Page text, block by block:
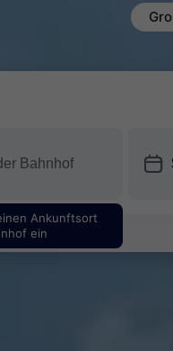
Ankunftsort
ein
󱎗